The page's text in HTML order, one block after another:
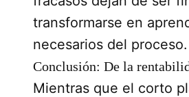
transformarse en
necesarios del proceso.
Conclusión: De la
Mientras que el corto